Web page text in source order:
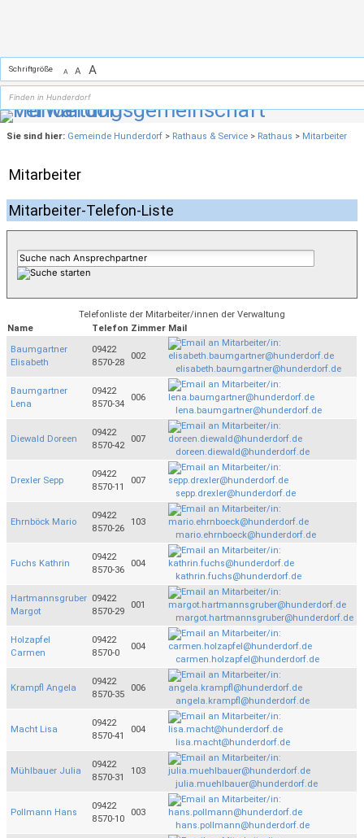
Schriftgröße A A A
Sie sind hier: Gemeinde Hunderdorf > Rathaus & Service > Rathaus > Mitarbeiter
Mitarbeiter
Mitarbeiter-Telefon-Liste
Telefonliste der Mitarbeiter/innen der Verwaltung
Name
Telefon Zimmer Mail
Baumgartner
Elisabeth
09422
8570-28
002
elisabeth.baumgartner@hunderdorf.de
Baumgartner
Lena
09422
8570-34
006
lena.baumgartner@hunderdorf.de
Diewald Doreen
09422
8570-42
007
doreen.diewald@hunderdorf.de
Drexler Sepp
09422
8570-11
007
sepp.drexler@hunderdorf.de
Ehrnböck Mario
09422
8570-26
103
mario.ehrnboeck@hunderdorf.de
Fuchs Kathrin
09422
8570-36
004
kathrin.fuchs@hunderdorf.de
Hartmannsgruber
Margot
09422
8570-29
001
margot.hartmannsgruber@hunderdorf.de
Holzapfel
Carmen
09422
8570-0
004
carmen.holzapfel@hunderdorf.de
Krampfl Angela
09422
8570-35
006
angela.krampfl@hunderdorf.de
Macht Lisa
09422
8570-41
004
lisa.macht@hunderdorf.de
Mühlbauer Julia
09422
8570-31
103
julia.muehlbauer@hunderdorf.de
Pollmann Hans
09422
8570-10
003
hans.pollmann@hunderdorf.de